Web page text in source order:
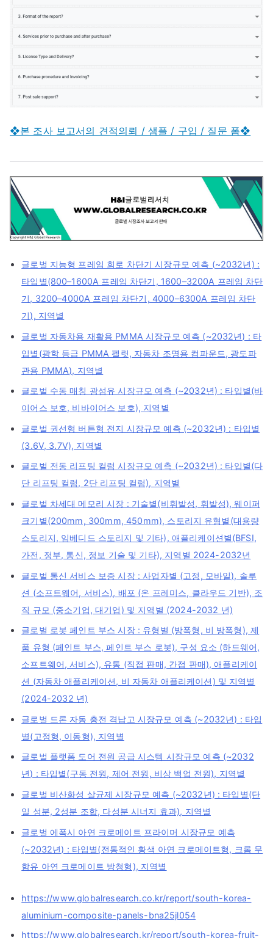
❖본 조사 보고서의 견적의뢰 / 샘플 / 구입 / 질문 폼❖
글로벌 지능형 프레임 회로 차단기 시장규모 예측 (~2032년) :
타입별(800–1600A 프레임 차단기, 1600–3200A 프레임 차단
기, 3200–4000A 프레임 차단기, 4000–6300A 프레임 차단
기), 지역별
글로벌 자동차용 재활용 PMMA 시장규모 예측 (~2032년) : 타
입별(광학 등급 PMMA 펠릿, 자동차 조명용 컴파운드, 광도파
관용 PMMA), 지역별
글로벌 수동 매칭 광섬유 시장규모 예측 (~2032년) : 타입별(바
이어스 보호, 비바이어스 보호), 지역별
글로벌 권선형 버튼형 전지 시장규모 예측 (~2032년) : 타입별
(3.6V, 3.7V), 지역별
글로벌 전동 리프팅 컬럼 시장규모 예측 (~2032년) : 타입별(다
단 리프팅 컬럼, 2단 리프팅 컬럼), 지역별
글로벌 차세대 메모리 시장 : 기술별(비휘발성, 휘발성), 웨이퍼
크기별(200mm, 300mm, 450mm), 스토리지 유형별(대용량
스토리지, 임베디드 스토리지 및 기타), 애플리케이션별(BFSI,
가전, 정부, 통신, 정보 기술 및 기타), 지역별 2024-2032년
글로벌 통신 서비스 보증 시장 : 사업자별 (고정, 모바일), 솔루
션 (소프트웨어, 서비스), 배포 (온 프레미스, 클라우드 기반), 조
직 규모 (중소기업, 대기업) 및 지역별 (2024-2032 년)
글로벌 로봇 페인트 부스 시장 : 유형별 (방폭형, 비 방폭형), 제
품 유형 (페인트 부스, 페인트 부스 로봇), 구성 요소 (하드웨어,
소프트웨어, 서비스), 유통 (직접 판매, 간접 판매), 애플리케이
션 (자동차 애플리케이션, 비 자동차 애플리케이션) 및 지역별
(2024-2032 년)
글로벌 드론 자동 충전 격납고 시장규모 예측 (~2032년) : 타입
별(고정형, 이동형), 지역별
글로벌 플랫폼 도어 전원 공급 시스템 시장규모 예측 (~2032
년) : 타입별(구동 전원, 제어 전원, 비상 백업 전원), 지역별
글로벌 비산화성 살균제 시장규모 예측 (~2032년) : 타입별(단
일 성분, 2성분 조합, 다성분 시너지 효과), 지역별
글로벌 에폭시 아연 크로메이트 프라이머 시장규모 예측
(~2032년) : 타입별(전통적인 황색 아연 크로메이트형, 크롬 무
함유 아연 크로메이트 방청형), 지역별
https://www.globalresearch.co.kr/report/south-korea-
aluminium-composite-panels-bna25jl054
https://www.globalresearch.kr/report/south-korea-fruit-